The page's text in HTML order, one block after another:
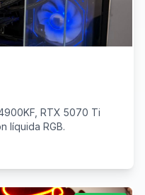
RTX 5070 Ti
líquida RGB.